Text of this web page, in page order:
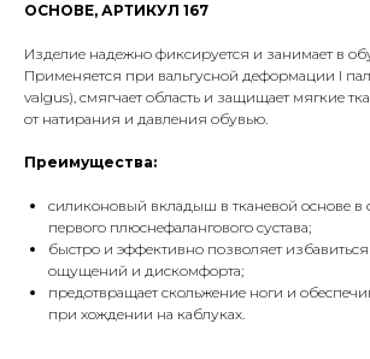
ОСНОВЕ, АРТИКУЛ 167
Изделие надежно фиксируется и занимает в
Применяется при вальгусной деформации I
valgus), смягчает область и защищает мягкие
от натирания и давления обувью.
Преимущества:
силиконовый вкладыш в тканевой основе в
первого плюснефалангового сустава;
быстро и эффективно позволяет
ощущений и дискомфорта;
предотвращает скольжение ноги и
при хождении на каблуках.